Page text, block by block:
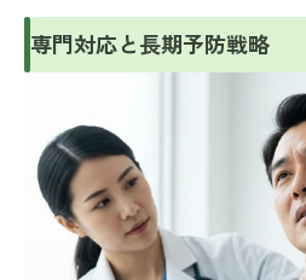
専門対応と長期予防戦略